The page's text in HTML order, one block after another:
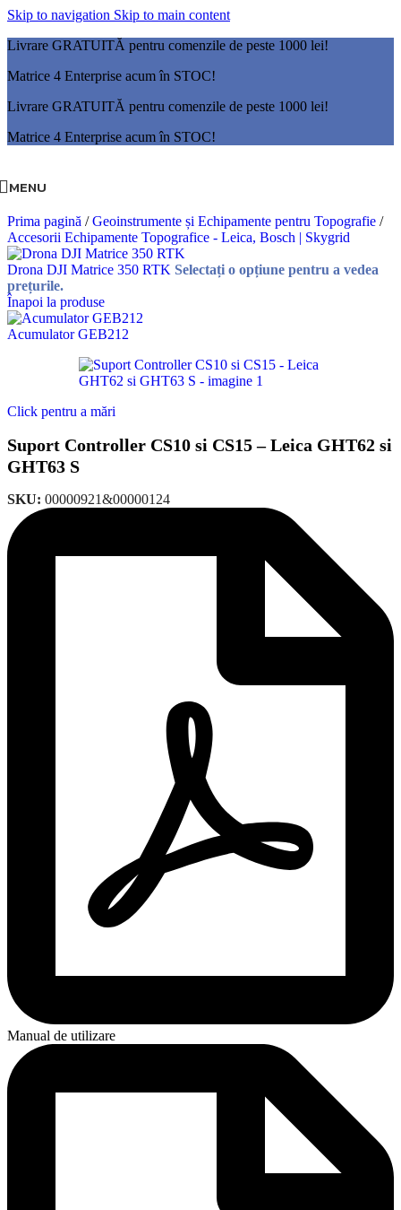
Skip to navigation Skip to main content
Livrare GRATUITĂ pentru comenzile de peste 1000 lei!
Matrice 4 Enterprise acum în STOC!
Livrare GRATUITĂ pentru comenzile de peste 1000 lei!
Matrice 4 Enterprise acum în STOC!
MENU
Prima pagină / Geoinstrumente și Echipamente pentru Topografie /
Accesorii Echipamente Topografice - Leica, Bosch | Skygrid
Drona DJI Matrice 350 RTK Selectați o opțiune pentru a vedea
prețurile.
Înapoi la produse
Acumulator GEB212
Click pentru a mări
Suport Controller CS10 si CS15 – Leica GHT62 si
GHT63 S
SKU: 00000921&00000124
Manual de utilizare